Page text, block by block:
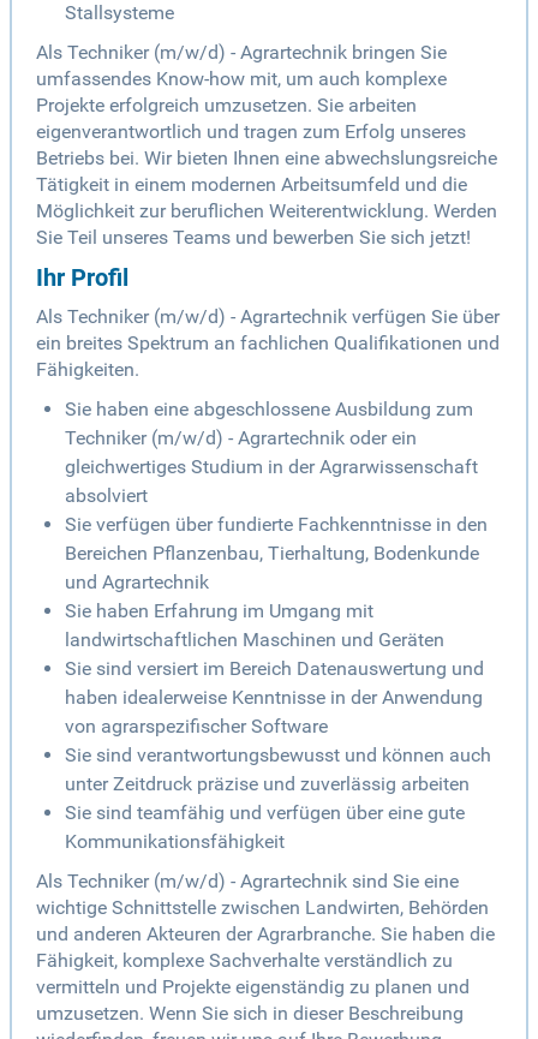
Stallsysteme
Als Techniker (m/w/d) - Agrartechnik bringen Sie
umfassendes Know-how mit, um auch komplexe
Projekte erfolgreich umzusetzen. Sie arbeiten
eigenverantwortlich und tragen zum Erfolg unseres
Betriebs bei. Wir bieten Ihnen eine abwechslungsreiche
Tätigkeit in einem modernen Arbeitsumfeld und die
Möglichkeit zur beruflichen Weiterentwicklung. Werden
Sie Teil unseres Teams und bewerben Sie sich jetzt!
Ihr Profil
Als Techniker (m/w/d) - Agrartechnik verfügen Sie über
ein breites Spektrum an fachlichen Qualifikationen und
Fähigkeiten.
Sie haben eine abgeschlossene Ausbildung zum
Techniker (m/w/d) - Agrartechnik oder ein
gleichwertiges Studium in der Agrarwissenschaft
absolviert
Sie verfügen über fundierte Fachkenntnisse in den
Bereichen Pflanzenbau, Tierhaltung, Bodenkunde
und Agrartechnik
Sie haben Erfahrung im Umgang mit
landwirtschaftlichen Maschinen und Geräten
Sie sind versiert im Bereich Datenauswertung und
haben idealerweise Kenntnisse in der Anwendung
von agrarspezifischer Software
Sie sind verantwortungsbewusst und können auch
unter Zeitdruck präzise und zuverlässig arbeiten
Sie sind teamfähig und verfügen über eine gute
Kommunikationsfähigkeit
Als Techniker (m/w/d) - Agrartechnik sind Sie eine
wichtige Schnittstelle zwischen Landwirten, Behörden
und anderen Akteuren der Agrarbranche. Sie haben die
Fähigkeit, komplexe Sachverhalte verständlich zu
vermitteln und Projekte eigenständig zu planen und
umzusetzen. Wenn Sie sich in dieser Beschreibung